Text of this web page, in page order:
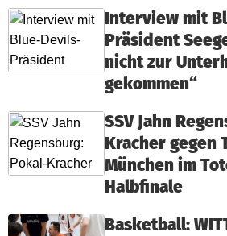
Interview mit
Präsident
nicht zur
gekommen“
SSV Jahn
Kracher gegen
München im
Halbfinale
Basketball: